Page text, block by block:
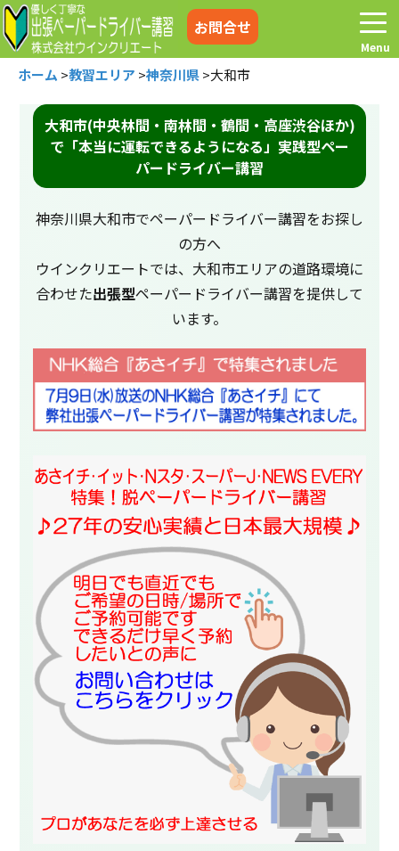
お問合せ
ホーム お電話はこちら
お客様の声 コラム&トピックス
出張地域 メディア紹介
スタッフ紹介 申し込みフロー
簡易補助ブレーキと
は
キャンペーン
新着情報
ホーム >教習エリア >神奈川県>大和市
大和市(中央林間・南林間・鶴間・高座渋谷ほか)
で「本当に運転できるようになる」実践型ペー
パードライバー講習
神奈川県大和市でペーパードライバー講習をお探し
の方へ
ウインクリエートでは、大和市エリアの道路環境に
合わせた出張型ペーパードライバー講習を提供して
います。